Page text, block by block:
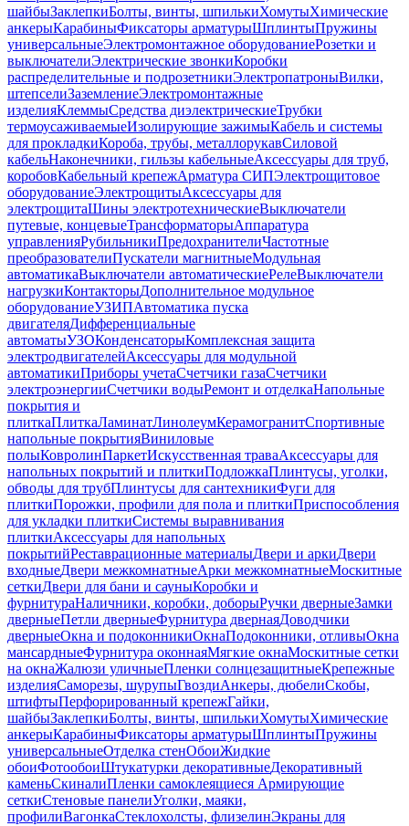
шайбыЗаклепкиБолты, винты, шпилькиХомутыХимические
анкерыКарабиныФиксаторы арматурыШплинтыПружины
универсальныеЭлектромонтажное оборудованиеРозетки и
выключателиЭлектрические звонкиКоробки
распределительные и подрозетникиЭлектропатроныВилки,
штепселиЗаземлениеЭлектромонтажные
изделияКлеммыСредства диэлектрическиеТрубки
термоусаживаемыеИзолирующие зажимыКабель и системы
для прокладкиКороба, трубы, металлорукавСиловой
кабельНаконечники, гильзы кабельныеАксессуары для труб,
коробовКабельный крепежАрматура СИПЭлектрощитовое
оборудованиеЭлектрощитыАксессуары для
электрощитаШины электротехническиеВыключатели
путевые, концевыеТрансформаторыАппаратура
управленияРубильникиПредохранителиЧастотные
преобразователиПускатели магнитныеМодульная
автоматикаВыключатели автоматическиеРелеВыключатели
нагрузкиКонтакторыДополнительное модульное
оборудованиеУЗИПАвтоматика пуска
двигателяДифференциальные
автоматыУЗОКонденсаторыКомплексная защита
электродвигателейАксессуары для модульной
автоматикиПриборы учетаСчетчики газаСчетчики
электроэнергииСчетчики водыРемонт и отделкаНапольные
покрытия и
плиткаПлиткаЛаминатЛинолеумКерамогранитСпортивные
напольные покрытияВиниловые
полыКовролинПаркетИскусственная траваАксессуары для
напольных покрытий и плиткиПодложкаПлинтусы, уголки,
обводы для трубПлинтусы для сантехникиФуги для
плиткиПорожки, профили для пола и плиткиПриспособления
для укладки плиткиСистемы выравнивания
плиткиАксессуары для напольных
покрытийРеставрационные материалыДвери и аркиДвери
входныеДвери межкомнатныеАрки межкомнатныеМоскитные
сеткиДвери для бани и сауныКоробки и
фурнитураНаличники, коробки, доборыРучки дверныеЗамки
дверныеПетли дверныеФурнитура двернаяДоводчики
дверныеОкна и подоконникиОкнаПодоконники, отливыОкна
мансардныеФурнитура оконнаяМягкие окнаМоскитные сетки
на окнаЖалюзи уличныеПленки солнцезащитныеКрепежные
изделияСаморезы, шурупыГвоздиАнкеры, дюбелиСкобы,
штифтыПерфорированный крепежГайки,
шайбыЗаклепкиБолты, винты, шпилькиХомутыХимические
анкерыКарабиныФиксаторы арматурыШплинтыПружины
универсальныеОтделка стенОбоиЖидкие
обоиФотообоиШтукатурки декоративныеДекоративный
каменьСкиналиПленки самоклеящиеся Армирующие
сеткиСтеновые панелиУголки, маяки,
профилиВагонкаСтеклохолсты, флизелинЭкраны для